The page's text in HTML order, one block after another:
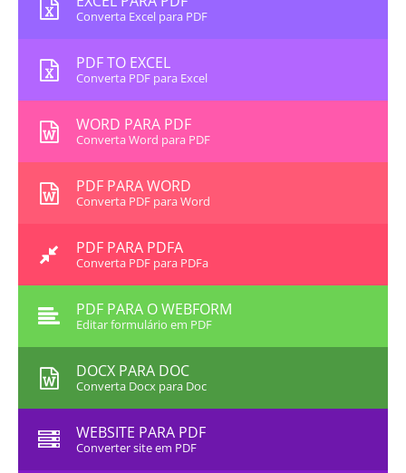
Converta Excel para PDF
PDF TO EXCEL
Converta PDF para Excel
WORD PARA PDF
Converta Word para PDF
PDF PARA WORD
Converta PDF para Word
PDF PARA PDFA
Converta PDF para PDFa
PDF PARA O WEBFORM
Editar formulário em PDF
DOCX PARA DOC
Converta Docx para Doc
WEBSITE PARA PDF
Converter site em PDF